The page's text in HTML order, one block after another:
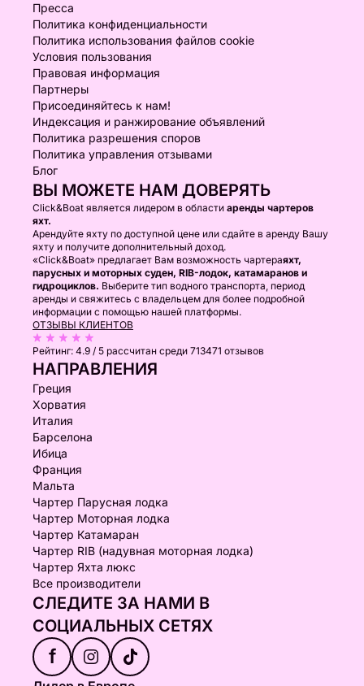
Пресса
Политика конфиденциальности
Политика использования файлов cookie
Условия пользования
Правовая информация
Партнеры
Присоединяйтесь к нам!
Индексация и ранжирование объявлений
Политика разрешения споров
Политика управления отзывами
Блог
ВЫ МОЖЕТЕ НАМ ДОВЕРЯТЬ
Click&Boat является лидером в области аренды чартеров
яхт.
Арендуйте яхту по доступной цене или сдайте в аренду Вашу
яхту и получите дополнительный доход.
«Click&Boat» предлагает Вам возможность чартераяхт,
парусных и моторных суден, RIB-лодок, катамаранов и
гидроциклов. Выберите тип водного транспорта, период
аренды и свяжитесь с владельцем для более подробной
информации с помощью нашей платформы.
ОТЗЫВЫ КЛИЕНТОВ
Рейтинг: 4.9 / 5 рассчитан среди 713471 отзывов
НАПРАВЛЕНИЯ
Греция
Хорватия
Италия
Барселона
Ибица
Франция
Мальта
Чартер Парусная лодка
Чартер Моторная лодка
Чартер Катамаран
Чартер RIB (надувная моторная лодка)
Чартер Яхта люкс
Все производители
СЛЕДИТЕ ЗА НАМИ В
СОЦИАЛЬНЫХ СЕТЯХ
f